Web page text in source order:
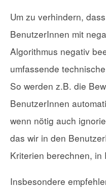
Um zu verhindern,
BenutzerInnen mit
Algorithmus negativ
umfassende
So werden z.B. die
BenutzerInnen
wenn nötig auch
das wir in den
Kriterien berechnen, in
Insbesondere